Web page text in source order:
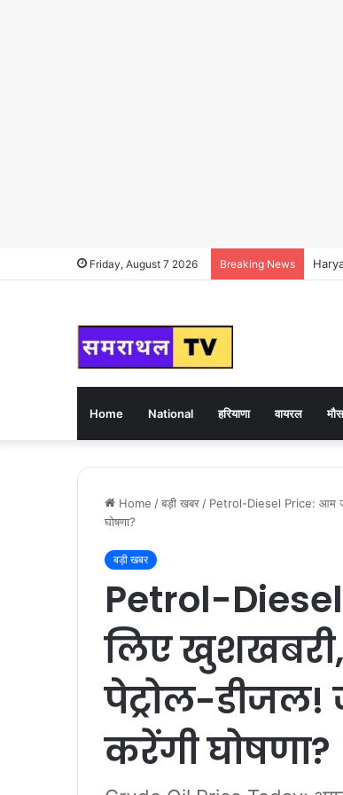
Friday, August 7 2026 Breaking News
Home National हरियाणा वायरल
Home /बड़ी खबर / Petrol-Diesel Price: आम
घोषणा?
बड़ी खबर
Petrol-
लिए
पेट्रोल-
करेंगी घोषणा?